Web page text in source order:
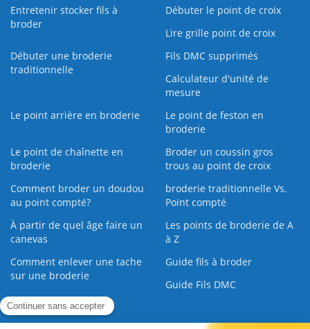
Entretenir stocker fils à
broder
Débuter le point de croix
Lire grille point de croix
Débuter une broderie
traditionnelle
Fils DMC supprimés
Calculateur d'unité de
mesure
Le point arrière en broderie
Le point de feston en
broderie
Le point de chaînette en
broderie
Broder un coussin gros
trous au point de croix
Comment broder un doudou
au point compté?
broderie traditionnelle Vs.
Point compté
À partir de quel âge faire un
canevas
Les points de broderie de A
à Z
Comment enlever une tache
sur une broderie
Guide fils à broder
Guide Fils DMC
Guide de la Broderie